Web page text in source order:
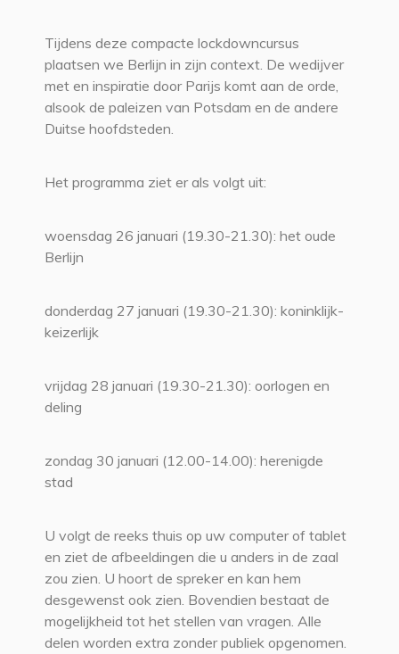
Tijdens deze compacte lockdowncursus
plaatsen we Berlijn in zijn context. De wedijver
met en inspiratie door Parijs komt aan de orde,
alsook de paleizen van Potsdam en de andere
Duitse hoofdsteden.
Het programma ziet er als volgt uit:
woensdag 26 januari (19.30-21.30): het oude
Berlijn
donderdag 27 januari (19.30-21.30): koninklijk-
keizerlijk
vrijdag 28 januari (19.30-21.30): oorlogen en
deling
zondag 30 januari (12.00-14.00): herenigde
stad
U volgt de reeks thuis op uw computer of tablet
en ziet de afbeeldingen die u anders in de zaal
zou zien. U hoort de spreker en kan hem
desgewenst ook zien. Bovendien bestaat de
mogelijkheid tot het stellen van vragen. Alle
delen worden extra zonder publiek opgenomen.